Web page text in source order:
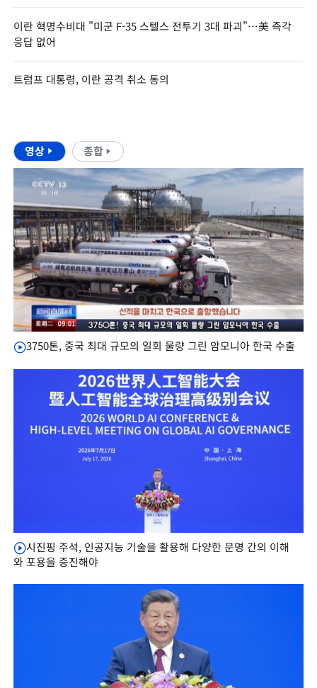
이란 혁명수비대 "미군 F-35 스텔스 전투기 3대 파괴"…美 즉각
응답 없어
트럼프 대통령, 이란 공격 취소 동의
영상 종합
3750톤, 중국 최대 규모의 일회 물량 그린 암모니아 한국 수출
시진핑 주석, 인공지능 기술을 활용해 다양한 문명 간의 이해
와 포용을 증진해야